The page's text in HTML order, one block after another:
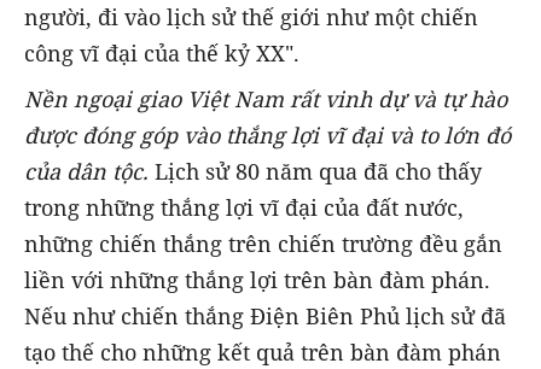
người, đi vào lịch sử thế giới như một chiến
công vĩ đại của thế kỷ XX".
Nền ngoại giao Việt Nam rất vinh dự và tự hào
được đóng góp vào thắng lợi vĩ đại và to lớn đó
của dân tộc. Lịch sử 80 năm qua đã cho thấy
trong những thắng lợi vĩ đại của đất nước,
những chiến thắng trên chiến trường đều gắn
liền với những thắng lợi trên bàn đàm phán.
Nếu như chiến thắng Điện Biên Phủ lịch sử đã
tạo thế cho những kết quả trên bàn đàm phán